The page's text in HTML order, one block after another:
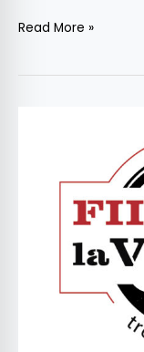
Read More »
VOLAN!